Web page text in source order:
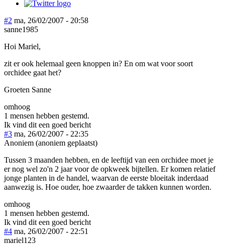
#2 ma, 26/02/2007 - 20:58
sanne1985
Hoi Mariel,
zit er ook helemaal geen knoppen in? En om wat voor soort
orchidee gaat het?
Groeten Sanne
omhoog
1 mensen hebben gestemd.
Ik vind dit een goed bericht
#3 ma, 26/02/2007 - 22:35
Anoniem (anoniem geplaatst)
Tussen 3 maanden hebben, en de leeftijd van een orchidee moet je
er nog wel zo'n 2 jaar voor de opkweek bijtellen. Er komen relatief
jonge planten in de handel, waarvan de eerste bloeitak inderdaad
aanwezig is. Hoe ouder, hoe zwaarder de takken kunnen worden.
omhoog
1 mensen hebben gestemd.
Ik vind dit een goed bericht
#4 ma, 26/02/2007 - 22:51
mariel123